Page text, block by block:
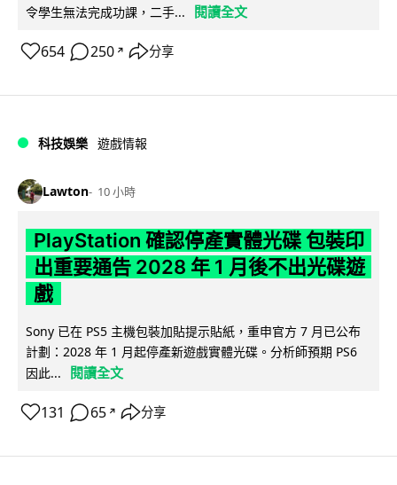
令學生無法完成功課，二手...
閱讀全文
654 250 ↗ 分享
科技娛樂 遊戲情報
Lawton 10 小時
PlayStation 確認停產實體光碟 包裝印
出重要通告 2028 年 1 月後不出光碟遊
戲
Sony 已在 PS5 主機包裝加貼提示貼紙，重申官方 7 月已公布
計劃：2028 年 1 月起停產新遊戲實體光碟。分析師預期 PS6
因此...
閱讀全文
131 65 ↗ 分享